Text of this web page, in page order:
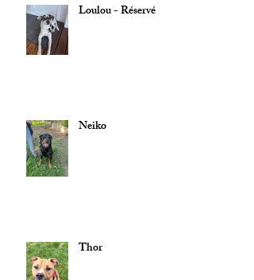
Loulou - Réservé
Neiko
Thor